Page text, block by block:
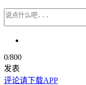
0/800
发表
评论请下载APP